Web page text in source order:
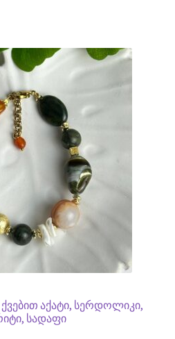
ქვებით აქატი, სერდოლიკი,
სადაფი